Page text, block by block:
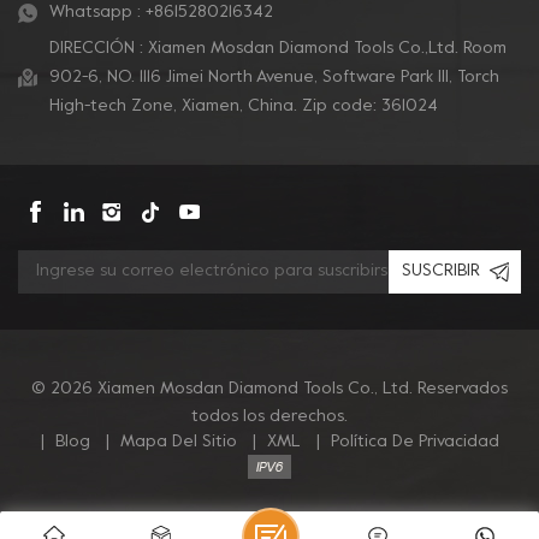
Whatsapp : +8615280216342
DIRECCIÓN : Xiamen Mosdan Diamond Tools Co.,Ltd. Room
902-6, NO. 1116 Jimei North Avenue, Software Park Ill, Torch
High-tech Zone, Xiamen, China. Zip code: 361024
SUSCRIBIR
© 2026 Xiamen Mosdan Diamond Tools Co., Ltd. Reservados
todos los derechos.
Blog Mapa Del Sitio XML Política De Privacidad